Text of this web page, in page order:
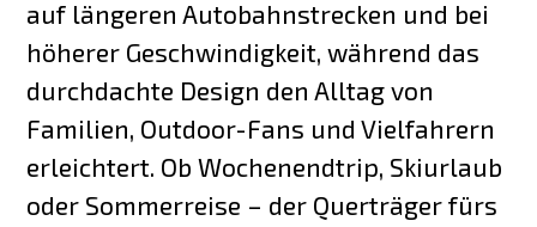
auf längeren Autobahnstrecken und bei
höherer Geschwindigkeit, während das
durchdachte Design den Alltag von
Familien, Outdoor-Fans und Vielfahrern
erleichtert. Ob Wochenendtrip, Skiurlaub
oder Sommerreise – der Querträger fürs